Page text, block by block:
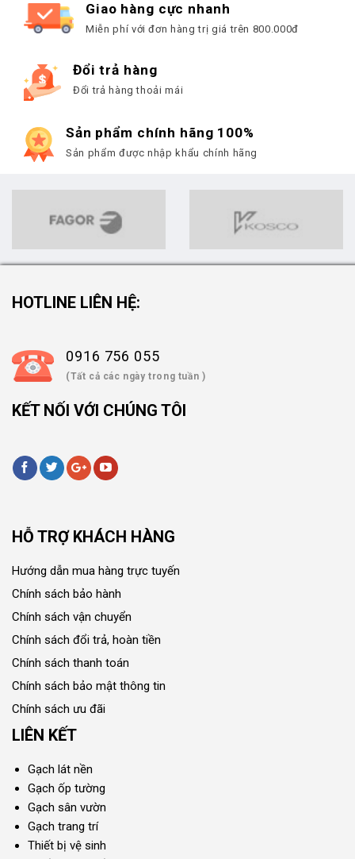
Giao hàng cực nhanh
Miễn phí với đơn hàng trị giá trên 800.000đ
Đổi trả hàng
Đổi trả hàng thoải mái
Sản phẩm chính hãng 100%
Sản phẩm được nhập khẩu chính hãng
HOTLINE LIÊN HỆ:
0916 756 055
(Tất cả các ngày trong tuần )
KẾT NỐI VỚI CHÚNG TÔI
HỖ TRỢ KHÁCH HÀNG
Hướng dẫn mua hàng trực tuyến
Chính sách bảo hành
Chính sách vận chuyển
Chính sách đổi trả, hoàn tiền
Chính sách thanh toán
Chính sách bảo mật thông tin
Chính sách ưu đãi
LIÊN KẾT
Gạch lát nền
Gạch ốp tường
Gạch sân vườn
Gạch trang trí
Thiết bị vệ sinh